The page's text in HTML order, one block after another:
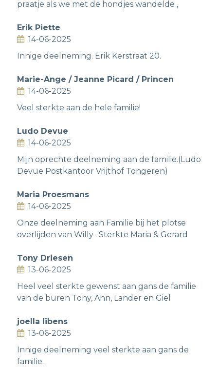
praatje als we met de hondjes wandelde ,
Erik Piette
14-06-2025
Innige deelneming. Erik Kerstraat 20.
Marie-Ange / Jeanne Picard / Princen
14-06-2025
Veel sterkte aan de hele familie!
Ludo Devue
14-06-2025
Mijn oprechte deelneming aan de familie.(Ludo
Devue Postkantoor Vrijthof Tongeren)
Maria Proesmans
14-06-2025
Onze deelneming aan Familie bij het plotse
overlijden van Willy . Sterkte Maria & Gerard
Tony Driesen
13-06-2025
Heel veel sterkte gewenst aan gans de familie
van de buren Tony, Ann, Lander en Giel
joella libens
13-06-2025
Innige deelneming veel sterkte aan gans de
familie.